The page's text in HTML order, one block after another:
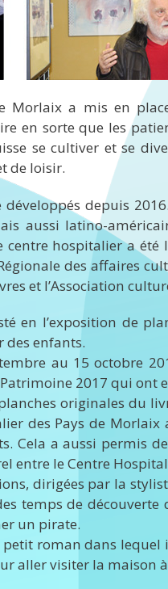
Morlaix a mis en
en sorte que les
se cultiver et se
de loisir.
depuis
aussi latino-
hospitalier a été
des affaires
et l’Association
en l’exposition de
des enfants.
au 15 octobre
2017 qui ont
originales du
des Pays de
Cela a aussi permis
entre le Centre
dirigées par la
temps de
un pirate.
petit roman dans
aller visiter la maison